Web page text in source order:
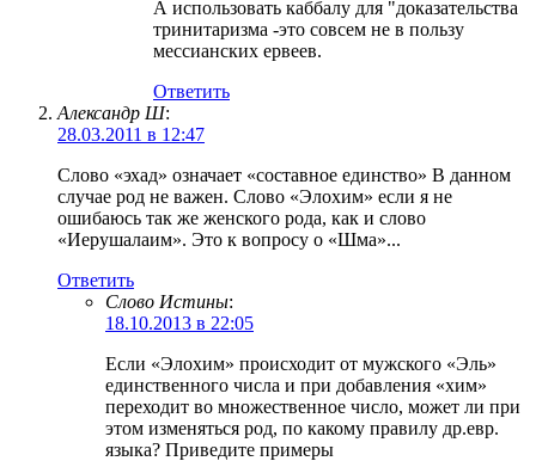
А использовать каббалу для "доказательства
тринитаризма -это совсем не в пользу
мессианских ервеев.
Ответить
Александр Ш:
28.03.2011 в 12:47
Слово «эхад» означает «составное единство» В данном
случае род не важен. Слово «Элохим» если я не
ошибаюсь так же женского рода, как и слово
«Иерушалаим». Это к вопросу о «Шма»...
Ответить
Слово Истины:
18.10.2013 в 22:05
Если «Элохим» происходит от мужского «Эль»
единственного числа и при добавления «хим»
переходит во множественное число, может ли при
этом изменяться род, по какому правилу др.евр.
языка? Приведите примеры